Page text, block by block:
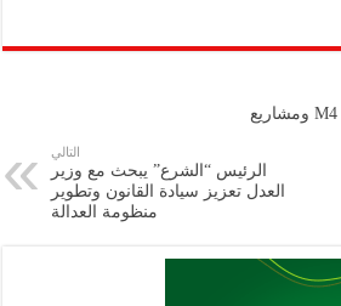
nt
at
A
p
p
gr
ai
ar
اللاذقية.. صيانة طريق M4 ومشاريع
التالي
الرئيس “الشرع” يبحث مع وزير
العدل تعزيز سيادة القانون وتطوير
منظومة العدالة